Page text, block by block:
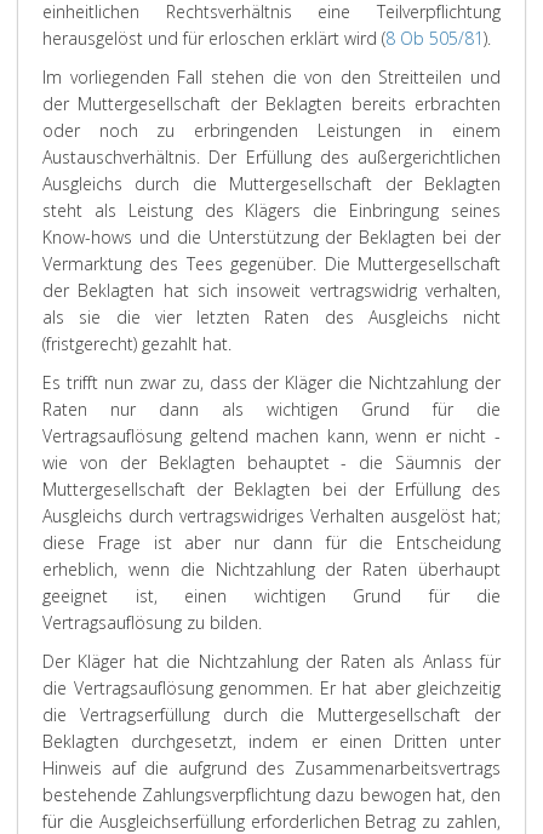
einheitlichen Rechtsverhältnis eine Teilverpflichtung
herausgelöst und für erloschen erklärt wird (8 Ob 505/81).
Im vorliegenden Fall stehen die von den Streitteilen und
der Muttergesellschaft der Beklagten bereits erbrachten
oder noch zu erbringenden Leistungen in einem
Austauschverhältnis. Der Erfüllung des außergerichtlichen
Ausgleichs durch die Muttergesellschaft der Beklagten
steht als Leistung des Klägers die Einbringung seines
Know-hows und die Unterstützung der Beklagten bei der
Vermarktung des Tees gegenüber. Die Muttergesellschaft
der Beklagten hat sich insoweit vertragswidrig verhalten,
als sie die vier letzten Raten des Ausgleichs nicht
(fristgerecht) gezahlt hat.
Es trifft nun zwar zu, dass der Kläger die Nichtzahlung der
Raten nur dann als wichtigen Grund für die
Vertragsauflösung geltend machen kann, wenn er nicht -
wie von der Beklagten behauptet - die Säumnis der
Muttergesellschaft der Beklagten bei der Erfüllung des
Ausgleichs durch vertragswidriges Verhalten ausgelöst hat;
diese Frage ist aber nur dann für die Entscheidung
erheblich, wenn die Nichtzahlung der Raten überhaupt
geeignet ist, einen wichtigen Grund für die
Vertragsauflösung zu bilden.
Der Kläger hat die Nichtzahlung der Raten als Anlass für
die Vertragsauflösung genommen. Er hat aber gleichzeitig
die Vertragserfüllung durch die Muttergesellschaft der
Beklagten durchgesetzt, indem er einen Dritten unter
Hinweis auf die aufgrund des Zusammenarbeitsvertrags
bestehende Zahlungsverpflichtung dazu bewogen hat, den
für die Ausgleichserfüllung erforderlichen Betrag zu zahlen,